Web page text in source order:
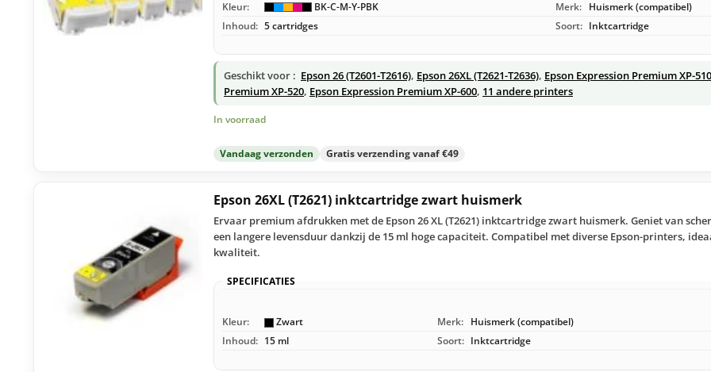
Kleur: BK-C-M-Y-PBK Merk: Huismerk (compatibel)
Inhoud: 5 cartridges Soort: Inktcartridge
Geschikt voor : Epson 26 (T2601-T2616), Epson 26XL (T2621-T2636), Epson Expression Premium XP-510
Premium XP-520, Epson Expression Premium XP-600, 11 andere printers
In voorraad
Vandaag verzonden Gratis verzending vanaf €49
Epson 26XL (T2621) inktcartridge zwart huismerk
Ervaar premium afdrukken met de Epson 26 XL (T2621) inktcartridge zwart huismerk. Geniet van
een langere levensduur dankzij de 15 ml hoge capaciteit. Compatibel met diverse Epson-printers,
kwaliteit.
SPECIFICATIES
Kleur: Zwart Merk: Huismerk (compatibel)
Inhoud: 15 ml Soort: Inktcartridge